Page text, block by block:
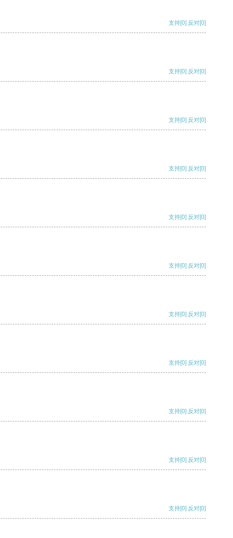
支持[0] 反对[0]
支持[0] 反对[0]
支持[0] 反对[0]
支持[0] 反对[0]
支持[0] 反对[0]
支持[0] 反对[0]
支持[0] 反对[0]
支持[0] 反对[0]
支持[0] 反对[0]
支持[0] 反对[0]
支持[0] 反对[0]